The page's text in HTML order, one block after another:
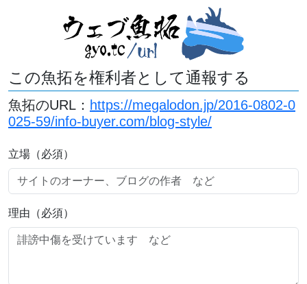
この魚拓を権利者として通報する
魚拓のURL： https://megalodon.jp/2016-0802-0
025-59/info-buyer.com/blog-style/
立場（必須）
理由（必須）